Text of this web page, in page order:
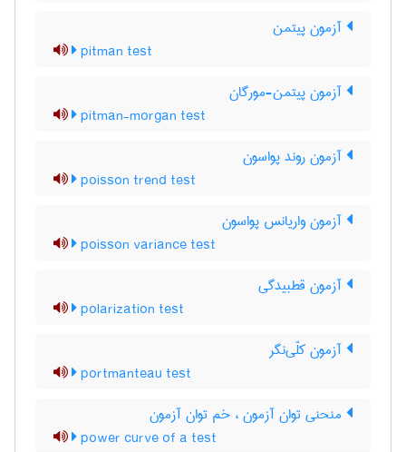
آزمون پیتمن
pitman test
آزمون پیتمن-مورگان
pitman-morgan test
آزمون روند پواسون
poisson trend test
آزمون واریانس پواسون
poisson variance test
آزمون قطبیدگی
polarization test
آزمون کلّی‌نگر
portmanteau test
منحنی توان آزمون ، خم توان آزمون
power curve of a test